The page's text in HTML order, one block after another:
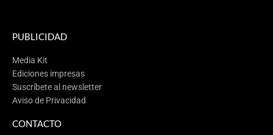
PUBLICIDAD
Media Kit
Ediciones impresas
Suscríbete al newsletter
Aviso de Privacidad
CONTACTO